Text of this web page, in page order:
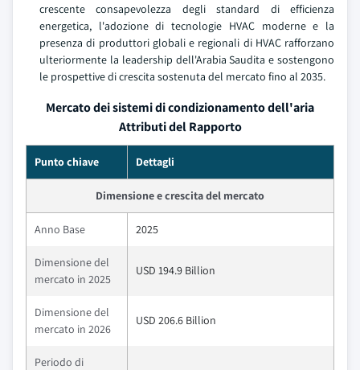
crescente consapevolezza degli standard di efficienza
energetica, l'adozione di tecnologie HVAC moderne e la
presenza di produttori globali e regionali di HVAC rafforzano
ulteriormente la leadership dell'Arabia Saudita e sostengono
le prospettive di crescita sostenuta del mercato fino al 2035.
Mercato dei sistemi di condizionamento dell'aria
Attributi del Rapporto
Punto chiave Dettagli
Dimensione e crescita del mercato
Anno Base 2025
Dimensione del
mercato in 2025
USD 194.9 Billion
Dimensione del
mercato in 2026
USD 206.6 Billion
Periodo di